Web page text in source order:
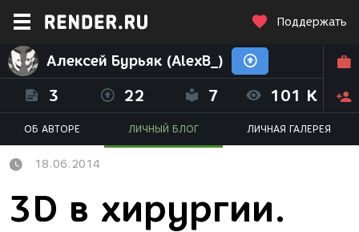
Поддержать
Алексей Бурьяк (AlexB_)
3 22 7 101 K
ОБ АВТОРЕ ЛИЧНЫЙ БЛОГ ЛИЧНАЯ ГАЛЕРЕЯ
18.06.2014
3D в хирургии.